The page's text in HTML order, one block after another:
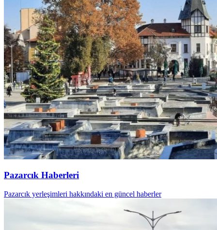
Pazarcık Haberleri
Pazarcık yerleşimleri hakkındaki en güncel haberler